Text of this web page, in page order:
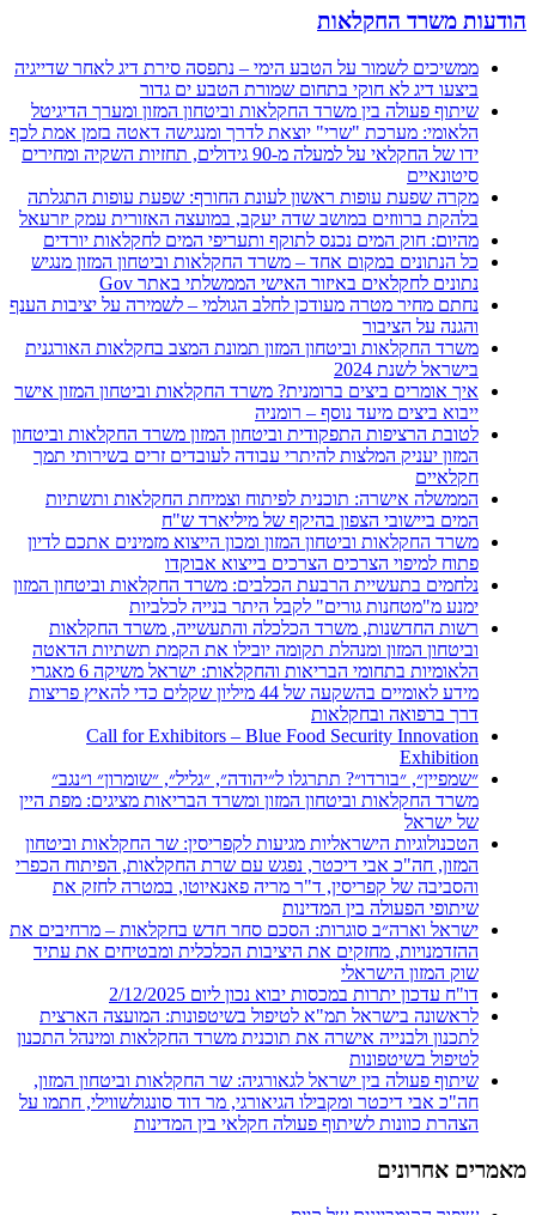
הודעות משרד החקלאות
ממשיכים לשמור על הטבע הימי – נתפסה סירת דיג לאחר שדייגיה
ביצעו דיג לא חוקי בתחום שמורת הטבע ים גדור
שיתוף פעולה בין משרד החקלאות וביטחון המזון ומערך הדיגיטל
הלאומי: מערכת "שרי" יוצאת לדרך ומנגישה דאטה בזמן אמת לכף
ידו של החקלאי על למעלה מ-90 גידולים, תחזיות השקיה ומחירים
סיטונאיים
מקרה שפעת עופות ראשון לעונת החורף: שפעת עופות התגלתה
בלהקת ברווזים במושב שדה יעקב, במועצה האזורית עמק יזרעאל
מהיום: חוק המים נכנס לתוקף ותעריפי המים לחקלאות יורדים
כל הנתונים במקום אחד – משרד החקלאות וביטחון המזון מנגיש
נתונים לחקלאים באיזור האישי הממשלתי באתר Gov
נחתם מחיר מטרה מעודכן לחלב הגולמי – לשמירה על יציבות הענף
והגנה על הציבור
משרד החקלאות וביטחון המזון תמונת המצב בחקלאות האורגנית
בישראל לשנת 2024
איך אומרים ביצים ברומנית? משרד החקלאות וביטחון המזון אישר
ייבוא ביצים מיעד נוסף – רומניה
לטובת הרציפות התפקודית וביטחון המזון משרד החקלאות וביטחון
המזון יעניק המלצות להיתרי עבודה לעובדים זרים בשירותי תמך
חקלאיים
הממשלה אישרה: תוכנית לפיתוח וצמיחת החקלאות ותשתיות
המים ביישובי הצפון בהיקף של מיליארד ש"ח
משרד החקלאות וביטחון המזון ומכון הייצוא מזמינים אתכם לדיון
פתוח למיפוי הצרכים הצרכים בייצוא אבוקדו
נלחמים בתעשיית הרבעת הכלבים: משרד החקלאות וביטחון המזון
ימנע מ"מטחנות גורים" לקבל היתר בנייה לכלביות
רשות החדשנות, משרד הכלכלה והתעשייה, משרד החקלאות
וביטחון המזון ומנהלת תקומה יובילו את הקמת תשתיות הדאטה
הלאומיות בתחומי הבריאות והחקלאות: ישראל משיקה 6 מאגרי
מידע לאומיים בהשקעה של 44 מיליון שקלים כדי להאיץ פריצות
דרך ברפואה ובחקלאות
Call for Exhibitors – Blue Food Security Innovation
Exhibition
״שמפיין״, ״בורדו״? תתרגלו ל״יהודה״, ״גליל״, ״שומרון״ ו״נגב״
משרד החקלאות וביטחון המזון ומשרד הבריאות מציגים: מפת היין
של ישראל
הטכנולוגיות הישראליות מגיעות לקפריסין: שר החקלאות וביטחון
המזון, חה"כ אבי דיכטר, נפגש עם שרת החקלאות, הפיתוח הכפרי
והסביבה של קפריסין, ד"ר מריה פאנאיוטו, במטרה לחזק את
שיתופי הפעולה בין המדינות
ישראל וארה״ב סוגרות: הסכם סחר חדש בחקלאות – מרחיבים את
ההזדמנויות, מחזקים את היציבות הכלכלית ומבטיחים את עתיד
שוק המזון הישראלי
דו"ח עדכון יתרות במכסות יבוא נכון ליום 2/12/2025
לראשונה בישראל תמ"א לטיפול בשיטפונות: המועצה הארצית
לתכנון ולבנייה אישרה את תוכנית משרד החקלאות ומינהל התכנון
לטיפול בשיטפונות
שיתוף פעולה בין ישראל לגאורגיה: שר החקלאות וביטחון המזון,
חה"כ אבי דיכטר ומקבילו הגיאורגי, מר דוד סונגולשווילי, חתמו על
הצהרת כוונות לשיתוף פעולה חקלאי בין המדינות
מאמרים אחרונים